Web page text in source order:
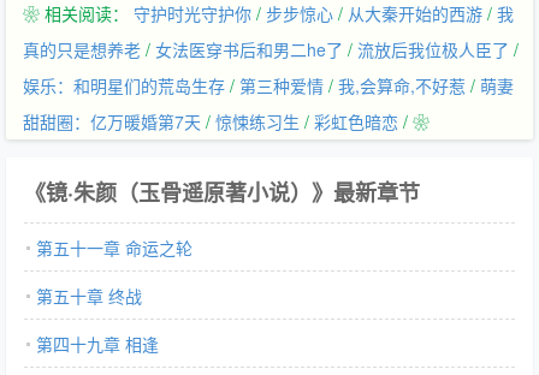
❀ 相关阅读： 守护时光守护你 / 步步惊心 / 从大秦开始的西游 / 我
真的只是想养老 / 女法医穿书后和男二he了 / 流放后我位极人臣了 /
娱乐：和明星们的荒岛生存 / 第三种爱情 / 我,会算命,不好惹 / 萌妻
甜甜圈：亿万暖婚第7天 / 惊悚练习生 / 彩虹色暗恋 / ❀
《镜·朱颜（玉骨遥原著小说）》最新章节
第五十一章 命运之轮
第五十章 终战
第四十九章 相逢